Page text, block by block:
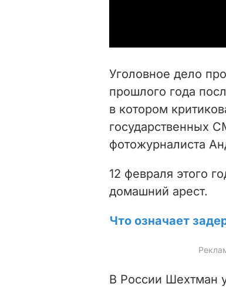
Уголовное дело
прошлого года
в котором
государственных
фотожурналиста
12 февраля этого
домашний арест.
Что означает
В России Шехтман